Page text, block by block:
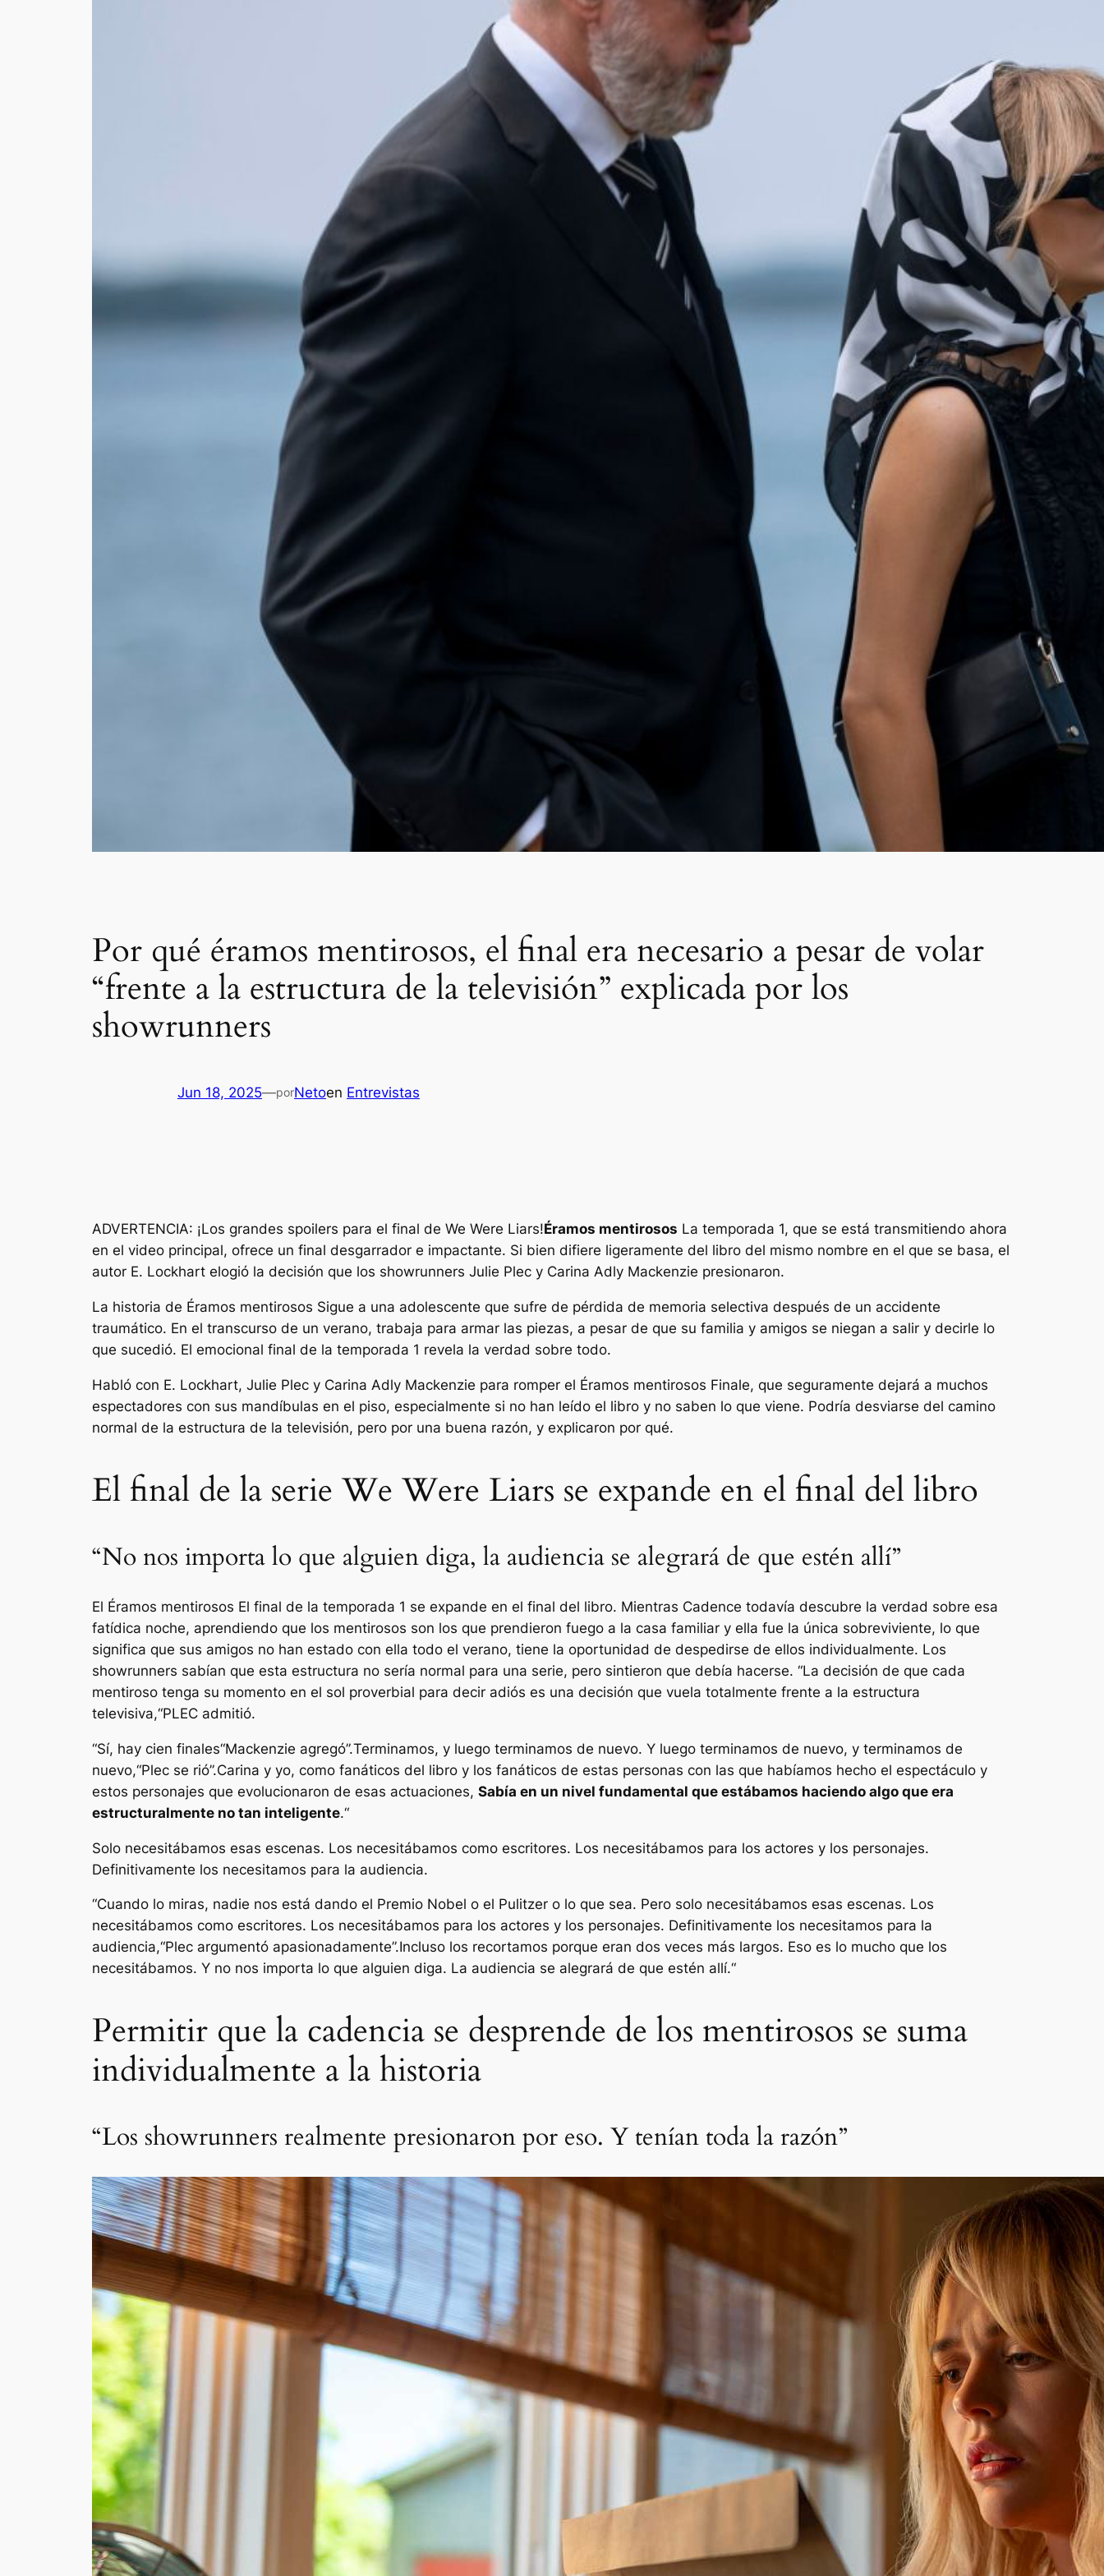
Por qué éramos mentirosos, el final era necesario a pesar de volar
“frente a la estructura de la televisión” explicada por los
showrunners
Jun 18, 2025—porNetoen Entrevistas
ADVERTENCIA: ¡Los grandes spoilers para el final de We Were Liars!Éramos mentirosos La temporada 1, que se está transmitiendo ahora
en el video principal, ofrece un final desgarrador e impactante. Si bien difiere ligeramente del libro del mismo nombre en el que se basa, el
autor E. Lockhart elogió la decisión que los showrunners Julie Plec y Carina Adly Mackenzie presionaron.
La historia de Éramos mentirosos Sigue a una adolescente que sufre de pérdida de memoria selectiva después de un accidente
traumático. En el transcurso de un verano, trabaja para armar las piezas, a pesar de que su familia y amigos se niegan a salir y decirle lo
que sucedió. El emocional final de la temporada 1 revela la verdad sobre todo.
Habló con E. Lockhart, Julie Plec y Carina Adly Mackenzie para romper el Éramos mentirosos Finale, que seguramente dejará a muchos
espectadores con sus mandíbulas en el piso, especialmente si no han leído el libro y no saben lo que viene. Podría desviarse del camino
normal de la estructura de la televisión, pero por una buena razón, y explicaron por qué.
El final de la serie We Were Liars se expande en el final del libro
“No nos importa lo que alguien diga, la audiencia se alegrará de que estén allí”
El Éramos mentirosos El final de la temporada 1 se expande en el final del libro. Mientras Cadence todavía descubre la verdad sobre esa
fatídica noche, aprendiendo que los mentirosos son los que prendieron fuego a la casa familiar y ella fue la única sobreviviente, lo que
significa que sus amigos no han estado con ella todo el verano, tiene la oportunidad de despedirse de ellos individualmente. Los
showrunners sabían que esta estructura no sería normal para una serie, pero sintieron que debía hacerse. “La decisión de que cada
mentiroso tenga su momento en el sol proverbial para decir adiós es una decisión que vuela totalmente frente a la estructura
televisiva,“PLEC admitió.
“Sí, hay cien finales“Mackenzie agregó”.Terminamos, y luego terminamos de nuevo. Y luego terminamos de nuevo, y terminamos de
nuevo,“Plec se rió”.Carina y yo, como fanáticos del libro y los fanáticos de estas personas con las que habíamos hecho el espectáculo y
estos personajes que evolucionaron de esas actuaciones, Sabía en un nivel fundamental que estábamos haciendo algo que era
estructuralmente no tan inteligente.“
Solo necesitábamos esas escenas. Los necesitábamos como escritores. Los necesitábamos para los actores y los personajes.
Definitivamente los necesitamos para la audiencia.
“Cuando lo miras, nadie nos está dando el Premio Nobel o el Pulitzer o lo que sea. Pero solo necesitábamos esas escenas. Los
necesitábamos como escritores. Los necesitábamos para los actores y los personajes. Definitivamente los necesitamos para la
audiencia,“Plec argumentó apasionadamente”.Incluso los recortamos porque eran dos veces más largos. Eso es lo mucho que los
necesitábamos. Y no nos importa lo que alguien diga. La audiencia se alegrará de que estén allí.“
Permitir que la cadencia se desprende de los mentirosos se suma
individualmente a la historia
“Los showrunners realmente presionaron por eso. Y tenían toda la razón”